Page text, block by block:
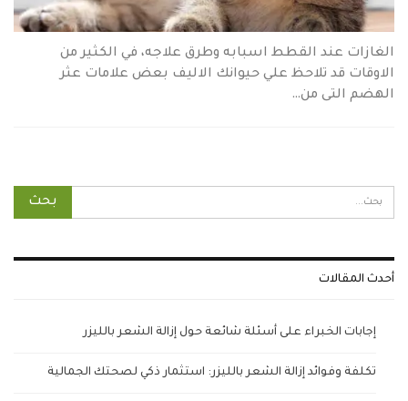
الغازات عند القطط اسبابه وطرق علاجه، في الكثير من
الاوقات قد تلاحظ علي حيوانك الاليف بعض علامات عثر
الهضم التى من…
أحدث المقالات
إجابات الخبراء على أسئلة شائعة حول إزالة الشعر بالليزر
تكلفة وفوائد إزالة الشعر بالليزر: استثمار ذكي لصحتك الجمالية